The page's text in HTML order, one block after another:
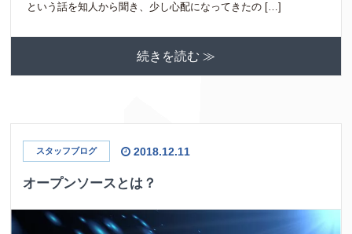
という話を知人から聞き、少し心配になってきたの […]
続きを読む ≫
スタッフブログ 2018.12.11
オープンソースとは？